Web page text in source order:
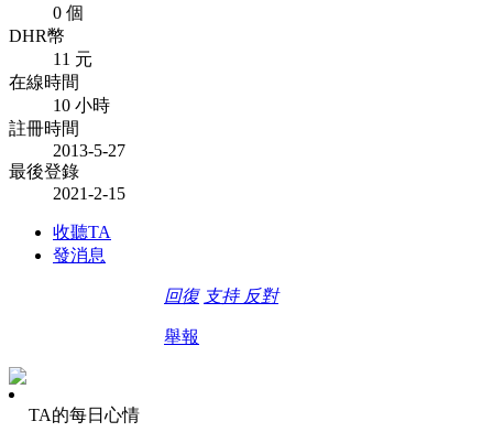
0 個
DHR幣
11 元
在線時間
10 小時
註冊時間
2013-5-27
最後登錄
2021-2-15
收聽TA
發消息
回復 支持 反對
舉報
TA的每日心情